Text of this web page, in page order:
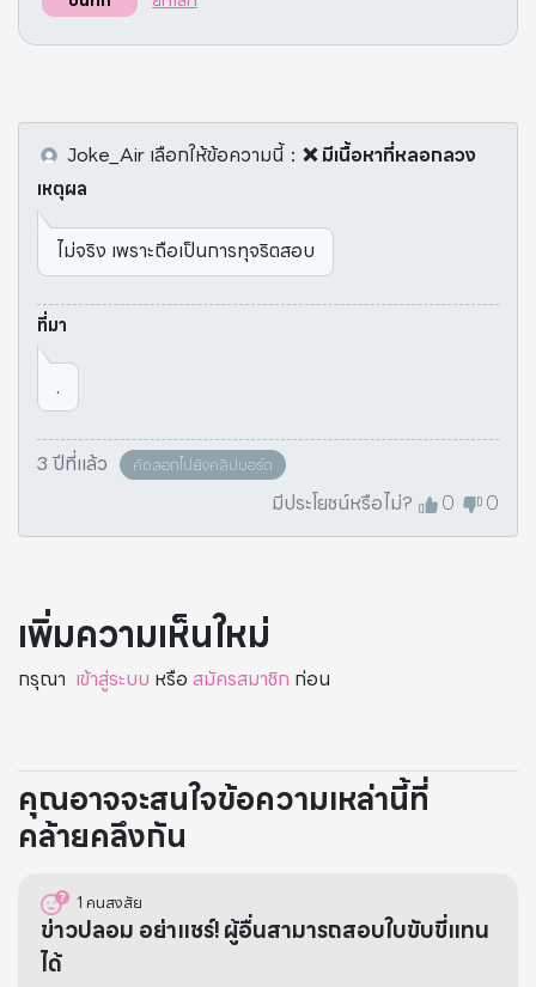
Joke_Air เลือกให้ข้อความนี้： ❌ มีเนื้อหาที่หลอกลวง
เหตุผล
ไม่จริง เพราะถือเป็นการทุจริตสอบ
ที่มา
.
3 ปีที่แล้ว คัดลอกไปยังคลิปบอร์ด
มีประโยชน์หรือไม่? 0 0
เพิ่มความเห็นใหม่
กรุณา เข้าสู่ระบบ หรือ สมัครสมาชิก ก่อน
คุณอาจจะสนใจข้อความเหล่านี้ที่
คล้ายคลึงกัน
1 คนสงสัย
ข่าวปลอม อย่าแชร์! ผู้อื่นสามารถสอบใบขับขี่แทน
ได้